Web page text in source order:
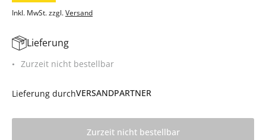
Inkl. MwSt. zzgl.Versand
Lieferung
Zurzeit nicht bestellbar
Lieferung durchVERSANDPARTNER
Zurzeit nicht bestellbar